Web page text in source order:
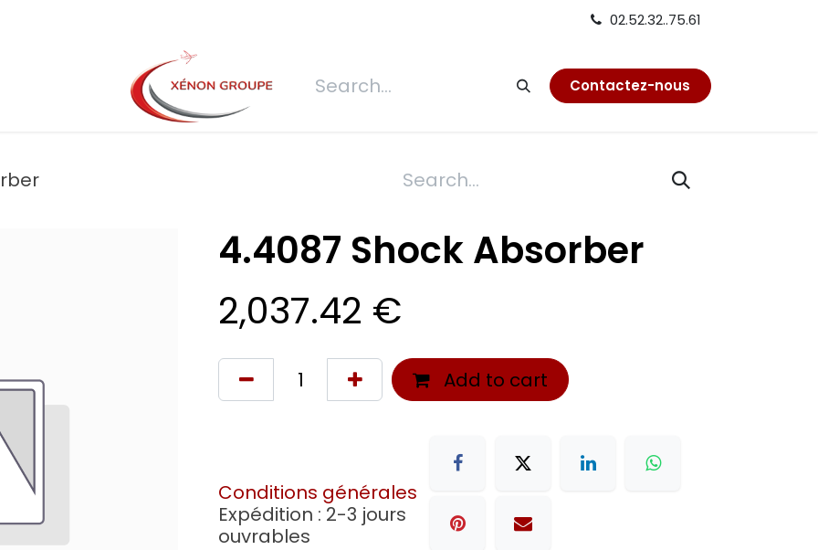
02.52.32..75.61
REQUEST FOR QUOTATION Connexion Refection Contactez-nous
4.4087 Shock Absorber
2,037.42 €
Add to cart
Conditions générales
Expédition : 2-3 jours
ouvrables